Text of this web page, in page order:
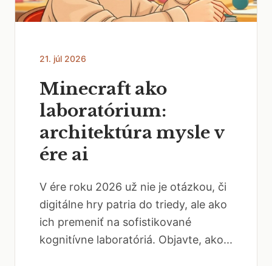
21. júl 2026
Minecraft ako
laboratórium:
architektúra mysle v
ére ai
V ére roku 2026 už nie je otázkou, či
digitálne hry patria do triedy, ale ako
ich premeniť na sofistikované
kognitívne laboratóriá. Objavte, ako...